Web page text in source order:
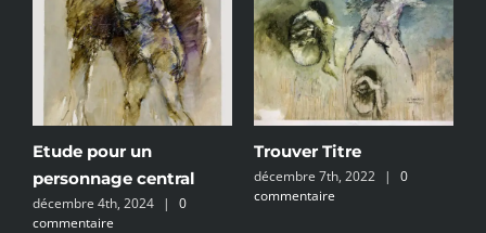
Etude pour un
personnage central
décembre 4th, 2024 |
0
commentaire
Trouver Titre
décembre 7th, 2022 |
0
commentaire